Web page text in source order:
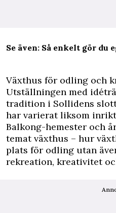
Se även: Så enkelt gör du
Växthus för odling och
Utställningen med
tradition i Sollidens
har varierat liksom
Balkong-hemester och
temat växthus – hur
plats för odling utan
rekreation, kreativitet